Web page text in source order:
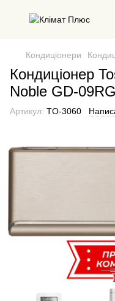
Кондиціонери
Кондиціонер
Noble GD-
Артикул: TO-3060